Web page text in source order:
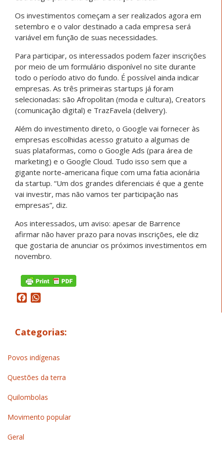
Os investimentos começam a ser realizados agora em
setembro e o valor destinado a cada empresa será
variável em função de suas necessidades.
Para participar, os interessados podem fazer inscrições
por meio de um formulário disponível no site durante
todo o período ativo do fundo. É possível ainda indicar
empresas. As três primeiras startups já foram
selecionadas: são Afropolitan (moda e cultura), Creators
(comunicação digital) e TrazFavela (delivery).
Além do investimento direto, o Google vai fornecer às
empresas escolhidas acesso gratuito a algumas de
suas plataformas, como o Google Ads (para área de
marketing) e o Google Cloud. Tudo isso sem que a
gigante norte-americana fique com uma fatia acionária
da startup. “Um dos grandes diferenciais é que a gente
vai investir, mas não vamos ter participação nas
empresas”, diz.
Aos interessados, um aviso: apesar de Barrence
afirmar não haver prazo para novas inscrições, ele diz
que gostaria de anunciar os próximos investimentos em
novembro.
Facebook
Categorias:
Povos indígenas
Questões da terra
Quilombolas
Movimento popular
Geral